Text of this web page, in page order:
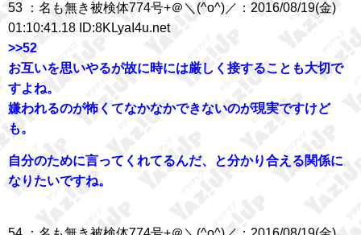
53 ：名も無き被検体774号+＠＼(^o^)／：2016/08/19(金)
01:10:41.18 ID:8KLyaI4u.net
>>52
お互いを思いやるが故に時には厳しく接することも大切で
すよね。
嫌われるのが怖くてなかなかできないのが現実ですけど
も。
自分のために言ってくれてるんだ、と分かり合える関係に
なりたいですね。